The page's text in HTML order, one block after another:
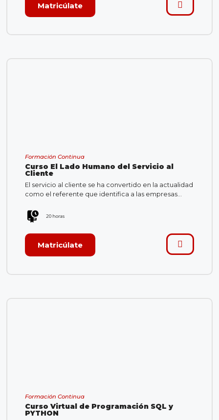
Matricúlate
Formación Continua
Curso El Lado Humano del Servicio al
Cliente
El servicio al cliente se ha convertido en la actualidad
como el referente que identifica a las empresas…
20 horas
Matricúlate
Formación Continua
Curso Virtual de Programación SQL y
PYTHON